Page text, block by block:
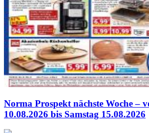
Norma Prospekt nächste Woche –
10.08.2026 bis Samstag 15.08.2026